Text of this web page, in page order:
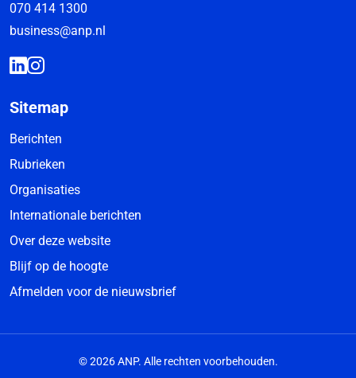
070 414 1300
business@anp.nl
Sitemap
Berichten
Rubrieken
Organisaties
Internationale berichten
Over deze website
Blijf op de hoogte
Afmelden voor de nieuwsbrief
© 2026 ANP. Alle rechten voorbehouden.